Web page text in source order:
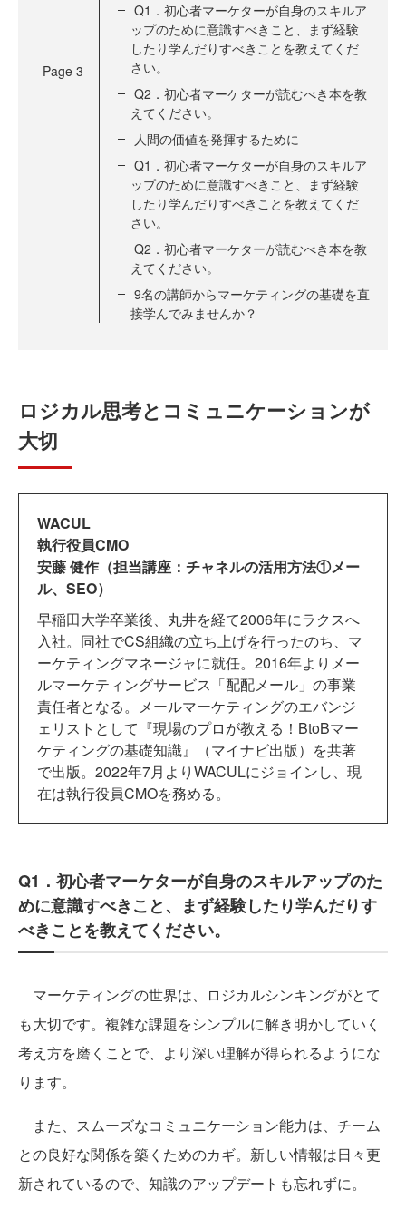
Page 3
Q1．初心者マーケターが自身のスキルア
ップのために意識すべきこと、まず経験
したり学んだりすべきことを教えてくだ
さい。
Q2．初心者マーケターが読むべき本を教
えてください。
人間の価値を発揮するために
Q1．初心者マーケターが自身のスキルア
ップのために意識すべきこと、まず経験
したり学んだりすべきことを教えてくだ
さい。
Q2．初心者マーケターが読むべき本を教
えてください。
9名の講師からマーケティングの基礎を直
接学んでみませんか？
ロジカル思考とコミュニケーションが
大切
WACUL
執行役員CMO
安藤 健作（担当講座：チャネルの活用方法①メー
ル、SEO）
早稲田大学卒業後、丸井を経て2006年にラクスへ
入社。同社でCS組織の立ち上げを行ったのち、マ
ーケティングマネージャに就任。2016年よりメー
ルマーケティングサービス「配配メール」の事業
責任者となる。メールマーケティングのエバンジ
ェリストとして『現場のプロが教える！BtoBマー
ケティングの基礎知識』（マイナビ出版）を共著
で出版。2022年7月よりWACULにジョインし、現
在は執行役員CMOを務める。
Q1．初心者マーケターが自身のスキルアップのた
めに意識すべきこと、まず経験したり学んだりす
べきことを教えてください。
マーケティングの世界は、ロジカルシンキングがとて
も大切です。複雑な課題をシンプルに解き明かしていく
考え方を磨くことで、より深い理解が得られるようにな
ります。
また、スムーズなコミュニケーション能力は、チーム
との良好な関係を築くためのカギ。新しい情報は日々更
新されているので、知識のアップデートも忘れずに。